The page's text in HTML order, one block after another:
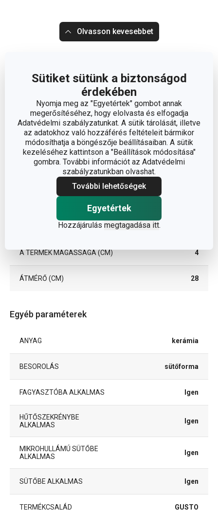
Sütiket sütünk a biztonságod
érdekében
Nyomja meg az "Egyetértek" gombot annak
megerősítéséhez, hogy elolvasta és elfogadja
Adatvédelmi szabályzatunkat. A sütik tárolását, illetve
az adatokhoz való hozzáférés feltételeit bármikor
módosíthatja a böngészője beállításaiban. A sütik
kezeléséhez kattintson a "Beállítások módosítása"
gombra. További információt az Adatvédelmi
szabályzatunkban olvashat.
További lehetőségek
Egyetértek
Hozzájárulás megtagadása itt.
Olvasson kevesebbet
A TERMÉK MAGASSÁGA (CM) 4
ÁTMÉRŐ (CM) 28
Egyéb paraméterek
ANYAG kerámia
BESOROLÁS sütőforma
FAGYASZTÓBA ALKALMAS Igen
HŰTŐSZEKRÉNYBE
ALKALMAS
Igen
MIKROHULLÁMÚ SÜTŐBE
ALKALMAS
Igen
SÜTŐBE ALKALMAS Igen
TERMÉKCSALÁD GUSTO